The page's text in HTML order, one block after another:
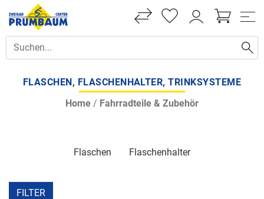
FLASCHEN, FLASCHENHALTER, TRINKSYSTEME
Home / Fahrradteile & Zubehör
Flaschen Flaschenhalter
FILTER